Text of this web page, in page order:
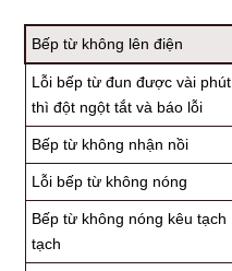
Bếp từ không lên điện
Lỗi bếp từ đun được vài phút
thì đột ngột tắt và báo lỗi
Bếp từ không nhận nồi
Lỗi bếp từ không nóng
Bếp từ không nóng kêu tạch
tạch